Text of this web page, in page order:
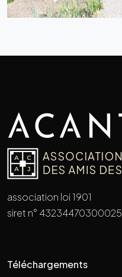
association loi 1901
siret n° 43234470300025
Téléchargements